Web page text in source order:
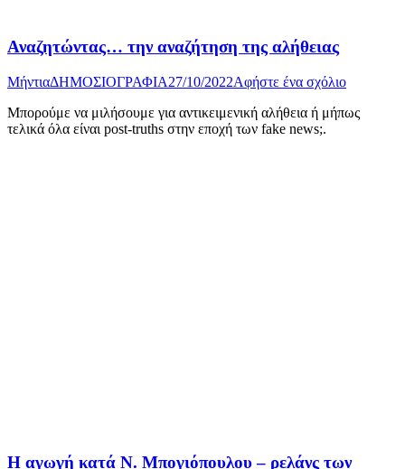
Αναζητώντας… την αναζήτηση της αλήθειας
ΜήντιαΔΗΜΟΣΙΟΓΡΑΦΙΑ27/10/2022Αφήστε ένα σχόλιο
Μπορούμε να μιλήσουμε για αντικειμενική αλήθεια ή μήπως
τελικά όλα είναι post-truths στην εποχή των fake news;.
Η αγωγή κατά Ν. Μπογιόπουλου – ρελάνς των